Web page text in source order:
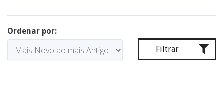
Ordenar por:
Filtrar